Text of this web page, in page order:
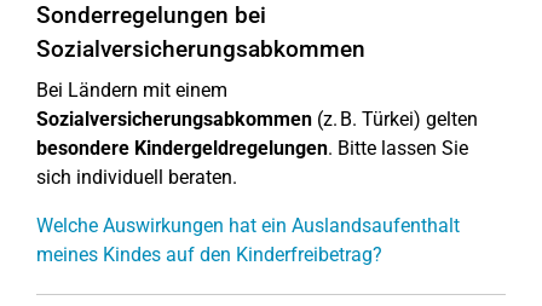
Sonderregelungen bei
Sozialversicherungsabkommen
Bei Ländern mit einem
Sozialversicherungsabkommen (z. B. Türkei) gelten
besondere Kindergeldregelungen. Bitte lassen Sie
sich individuell beraten.
Welche Auswirkungen hat ein Auslandsaufenthalt
meines Kindes auf den Kinderfreibetrag?